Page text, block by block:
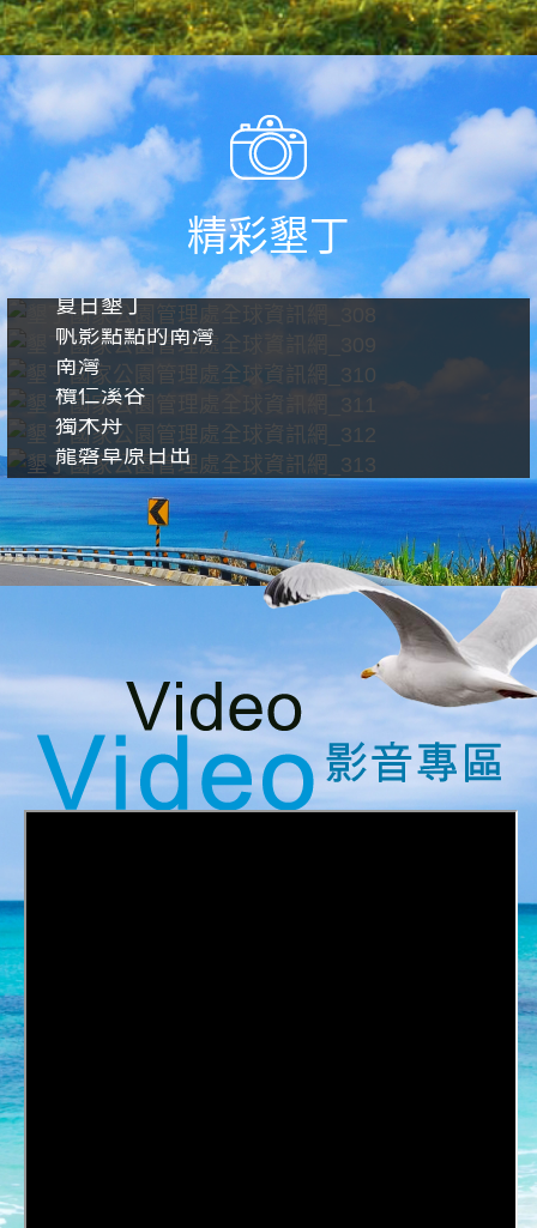
精彩墾丁
夏日墾丁
帆影點點的南灣
南灣
欖仁溪谷
獨木舟
龍磐草原日出